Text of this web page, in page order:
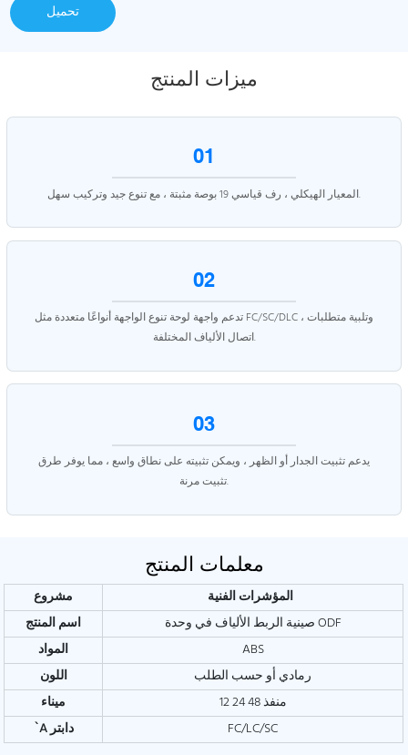
تحميل
ميزات المنتج
01
المعيار الهيكلي ، رف قياسي 19 بوصة مثبتة ، مع تنوع جيد وتركيب سهل.
02
تدعم واجهة لوحة تنوع الواجهة أنواعًا متعددة مثل FC/SC/DLC ، وتلبية متطلبات
اتصال الألياف المختلفة.
03
يدعم تثبيت الجدار أو الظهر ، ويمكن تثبيته على نطاق واسع ، مما يوفر طرق
تثبيت مرنة.
معلمات المنتج
مشروع
المؤشرات الفنية
اسم المنتج
صينية الربط الألياف في وحدة ODF
المواد
ABS
اللون
رمادي أو حسب الطلب
ميناء
12 24 48 منفذ
`Aدابتر FC/LC/SC